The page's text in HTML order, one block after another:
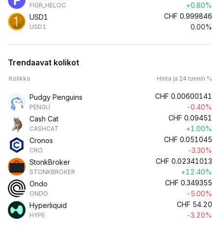
FIGR_HELOC
+0.80%
USD1
USD1
CHF 0.999846
0.00%
Trendaavat kolikot
Kolikko Hinta ja 24 tunnin %
Pudgy Penguins
PENGU
CHF 0.00600141
-0.40%
Cash Cat
CASHCAT
CHF 0.09451
+1.00%
Cronos
CRO
CHF 0.051045
-3.30%
StonkBroker
STONKBROKER
CHF 0.02341013
+12.40%
Ondo
ONDO
CHF 0.349355
-5.00%
Hyperliquid
HYPE
CHF 54.20
-3.20%